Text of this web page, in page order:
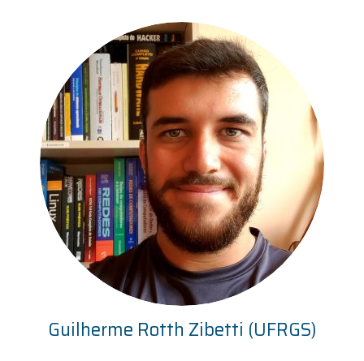
Guilherme Rotth Zibetti (UFRGS)